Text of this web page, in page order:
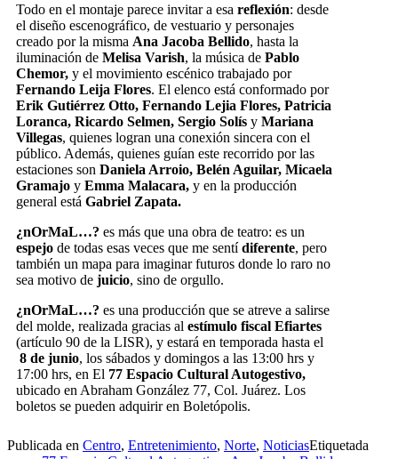
Todo en el montaje parece invitar a esa reflexión: desde
el diseño escenográfico, de vestuario y personajes
creado por la misma Ana Jacoba Bellido, hasta la
iluminación de Melisa Varish, la música de Pablo
Chemor, y el movimiento escénico trabajado por
Fernando Leija Flores. El elenco está conformado por
Erik Gutiérrez Otto, Fernando Lejia Flores, Patricia
Loranca, Ricardo Selmen, Sergio Solís y Mariana
Villegas, quienes logran una conexión sincera con el
público. Además, quienes guían este recorrido por las
estaciones son Daniela Arroio, Belén Aguilar, Micaela
Gramajo y Emma Malacara, y en la producción
general está Gabriel Zapata.
¿nOrMaL…? es más que una obra de teatro: es un
espejo de todas esas veces que me sentídiferente, pero
también un mapa para imaginar futuros donde lo raro no
sea motivo de juicio, sino de orgullo.
¿nOrMaL…? es una producción que se atreve a salirse
del molde, realizada gracias al estímulo fiscal Efiartes
(artículo 90 de la LISR), y estará en temporada hasta el
8 de junio, los sábados y domingos a las 13:00 hrs y
17:00 hrs, en El 77 Espacio Cultural Autogestivo,
ubicado en Abraham González 77, Col. Juárez. Los
boletos se pueden adquirir en Boletópolis.
Publicada en Centro, Entretenimiento, Norte, NoticiasEtiquetada